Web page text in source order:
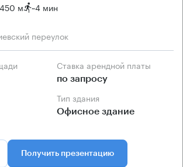
м ~4 мин
переулок
Ставка арендной платы
по запросу
Тип здания
Офисное здание
Получить презентацию